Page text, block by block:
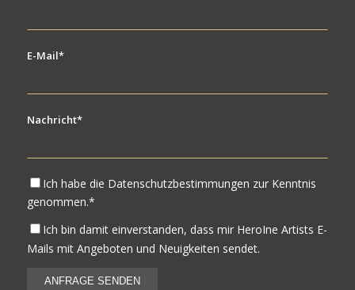
E-Mail*
Nachricht*
Ich habe die Datenschutzbestimmungen zur Kenntnis
genommen.*
Ich bin damit einverstanden, dass mir HeroIne Artists E-
Mails mit Angeboten und Neuigkeiten sendet.